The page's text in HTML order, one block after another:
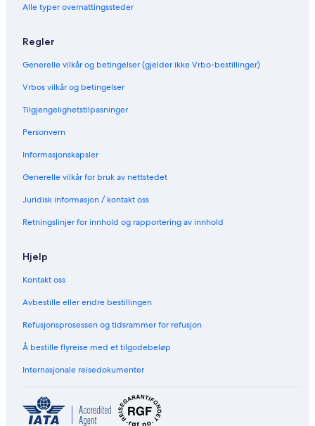
Alle typer overnattingssteder
Regler
Generelle vilkår og betingelser (gjelder ikke Vrbo-bestillinger)
Vrbos vilkår og betingelser
Tilgjengelighetstilpasninger
Personvern
Informasjonskapsler
Generelle vilkår for bruk av nettstedet
Juridisk informasjon / kontakt oss
Retningslinjer for innhold og rapportering av innhold
Hjelp
Kontakt oss
Avbestille eller endre bestillingen
Refusjonsprosessen og tidsrammer for refusjon
Å bestille flyreise med et tilgodebeløp
Internasjonale reisedokumenter